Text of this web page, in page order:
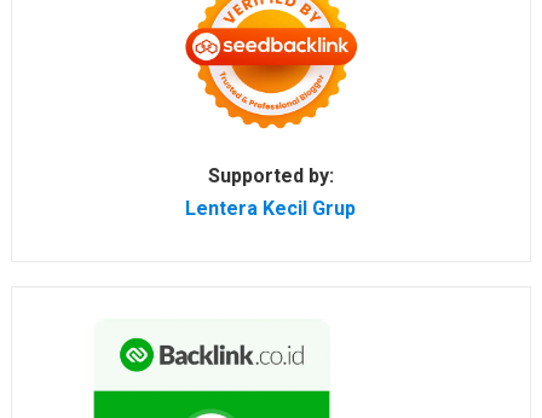
Supported by:
Lentera Kecil Grup